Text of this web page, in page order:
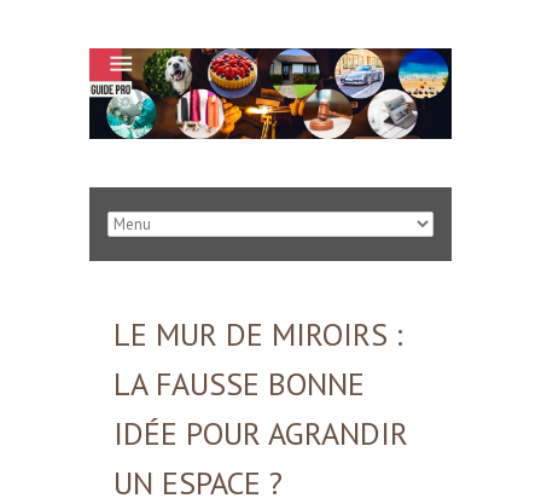
LE MUR DE MIROIRS :
LA FAUSSE BONNE
IDÉE POUR AGRANDIR
UN ESPACE ?